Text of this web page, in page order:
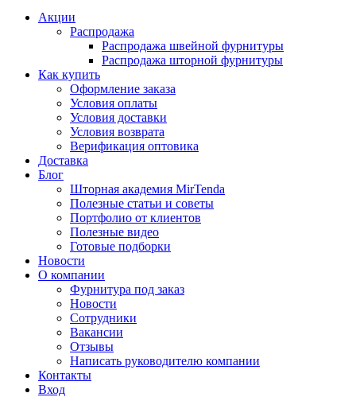
Акции
Распродажа
Распродажа швейной фурнитуры
Распродажа шторной фурнитуры
Как купить
Оформление заказа
Условия оплаты
Условия доставки
Условия возврата
Верификация оптовика
Доставка
Блог
Шторная академия MirTenda
Полезные статьи и советы
Портфолио от клиентов
Полезные видео
Готовые подборки
Новости
О компании
Фурнитура под заказ
Новости
Сотрудники
Вакансии
Отзывы
Написать руководителю компании
Контакты
Вход